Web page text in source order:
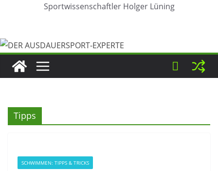
Sportwissenschaftler Holger Lüning
Tipps
SCHWIMMEN: TIPPS & TRICKS